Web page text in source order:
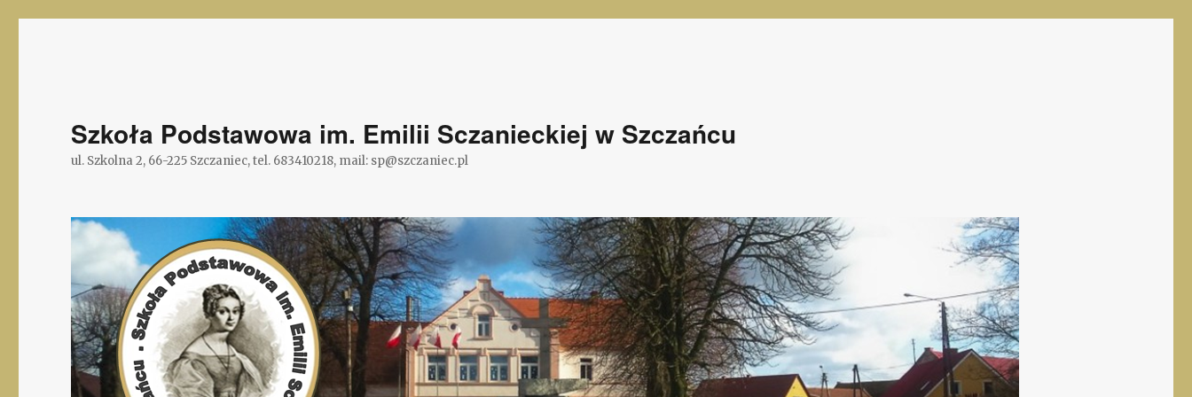
Szkoła Podstawowa im. Emilii Sczanieckiej w Szczańcu
ul. Szkolna 2, 66-225 Szczaniec, tel. 683410218, mail: sp@szczaniec.pl